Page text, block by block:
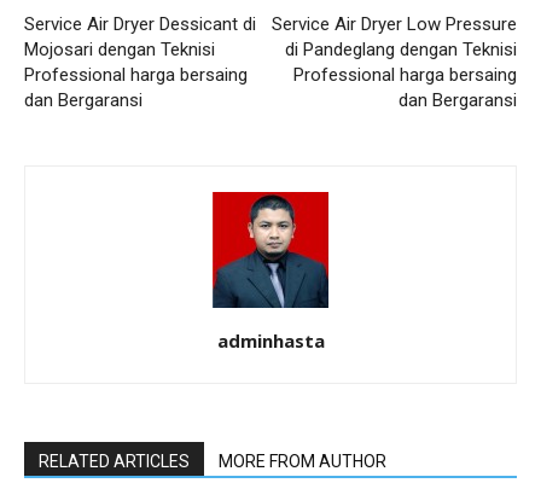
Service Air Dryer Dessicant di
Mojosari dengan Teknisi
Professional harga bersaing
dan Bergaransi
Service Air Dryer Low Pressure
di Pandeglang dengan Teknisi
Professional harga bersaing
dan Bergaransi
adminhasta
RELATED ARTICLES MORE FROM AUTHOR